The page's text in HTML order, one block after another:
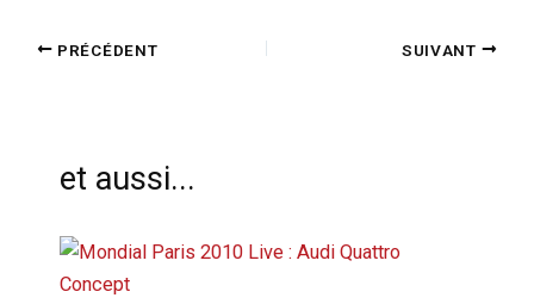
PRÉCÉDENT SUIVANT
et aussi...